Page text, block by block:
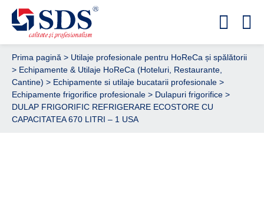
Prima pagină > Utilaje profesionale pentru HoReCa și spălătorii
> Echipamente & Utilaje HoReCa (Hoteluri, Restaurante,
Cantine) > Echipamente si utilaje bucatarii profesionale >
Echipamente frigorifice profesionale > Dulapuri frigorifice >
DULAP FRIGORIFIC REFRIGERARE ECOSTORE CU
CAPACITATEA 670 LITRI – 1 USA